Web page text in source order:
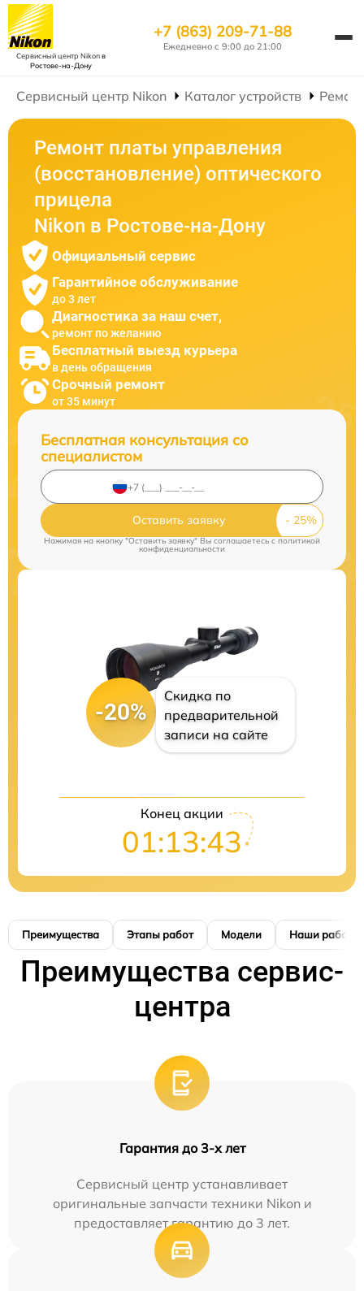
Сервисный центр Nikonв
Ростове-на-Дону
+7 (863) 209-71-88
Ежедневно с 9:00 до 21:00
Сервисный центр Nikon Каталог устройств
Ремонт платы управления
(восстановление) оптического
прицела
Nikon в Ростове-на-Дону
Официальный сервис
Гарантийное обслуживание
до 3 лет
Диагностика за наш счет,
ремонт по желанию
Бесплатный выезд курьера
в день обращения
Срочный ремонт
от 35 минут
Бесплатная консультация со
специалистом
Оставить заявку
Нажимая на кнопку "Оставить заявку" Вы соглашаетесь cполитикой
конфиденциальности
-20%
Скидка по
предварительной
записи на сайте
Конец акции
01:13:41
Преимущества Этапы работ Модели Наши работы
Преимущества сервис-
центра
Гарантия до 3-х лет
Сервисный центр устанавливает
оригинальные запчасти техники Nikon и
предоставляет гарантию до 3 лет.